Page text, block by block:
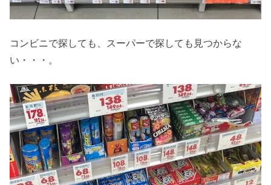
コンビニで探しても、スーパーで探しても見つからな
い・・・。